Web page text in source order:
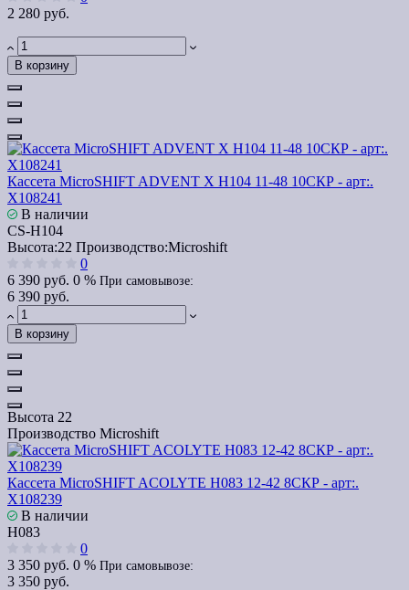
2 280 руб.
В корзину
Кассета MicroSHIFT ADVENT X H104 11-48 10СКР - арт:.
Х108241
В наличии
CS-H104
Высота:22 Производство:Microshift
0
6 390 руб. 0 % При самовывозе:
6 390 руб.
В корзину
Высота 22
Производство Microshift
Кассета MicroSHIFT ACOLYTE H083 12-42 8СКР - арт:.
Х108239
В наличии
H083
0
3 350 руб. 0 % При самовывозе:
3 350 руб.